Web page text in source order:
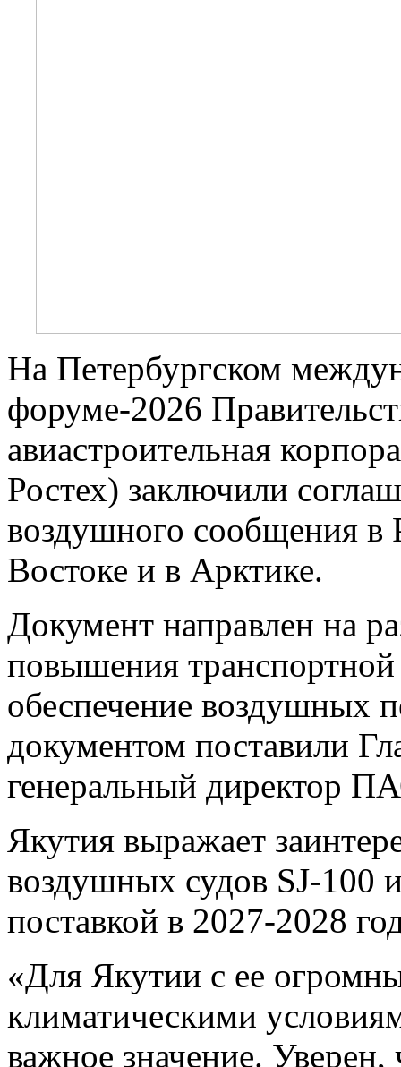
На Петербургском
форуме-2026
авиастроительная
Ростех) заключили
воздушного сообщения в
Востоке и в Арктике.
Документ направлен на
повышения
обеспечение воздушных
документом поставили
генеральный директор
Якутия выражает
воздушных судов SJ-100
поставкой в 2027-2028
«Для Якутии с ее
климатическими
важное значение. Уверен,